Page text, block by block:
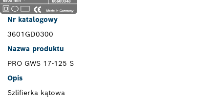
Nr katalogowy
3601GD0300
Nazwa produktu
PRO GWS 17-125 S
Opis
Szlifierka kątowa